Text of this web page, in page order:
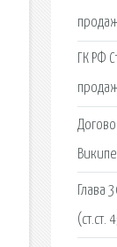
ГК РФ
Глава
(ст.ст.